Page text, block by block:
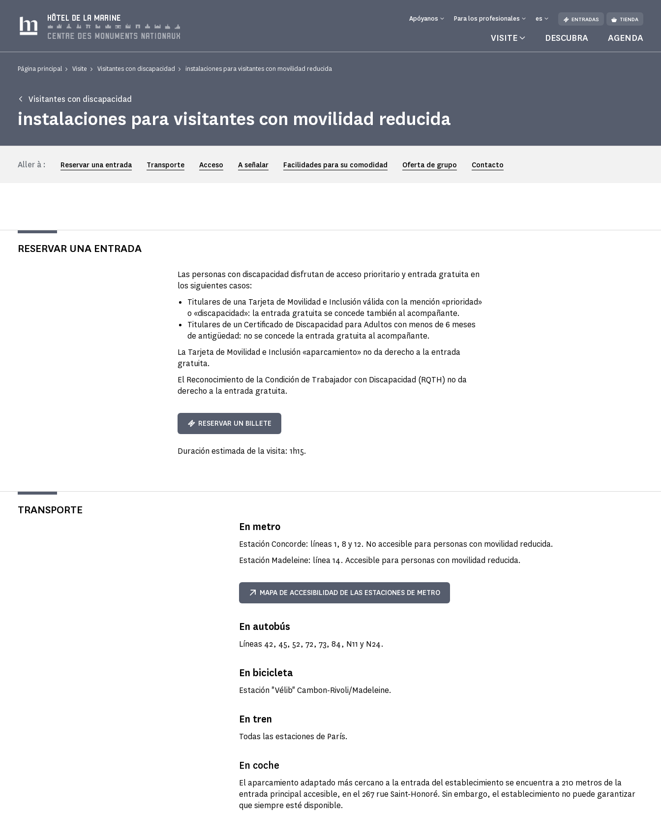
HÔTEL DE LA MARINE Apóyanos Para los profesionales es ENTRADAS TIENDA
VISITE DESCUBRA AGENDA
Página principal Visite Visitantes con discapacidad instalaciones para visitantes con movilidad reducida
Visitantes con discapacidad
instalaciones para visitantes con movilidad reducida
Aller à : Reservar una entrada Transporte Acceso A señalar Facilidades para su comodidad Oferta de grupo Contacto
RESERVAR UNA ENTRADA
Las personas con discapacidad disfrutan de acceso prioritario y entrada gratuita en
los siguientes casos:
Titulares de una Tarjeta de Movilidad e Inclusión válida con la mención «prioridad»
o «discapacidad»: la entrada gratuita se concede también al acompañante.
Titulares de un Certificado de Discapacidad para Adultos con menos de 6 meses
de antigüedad: no se concede la entrada gratuita al acompañante.
La Tarjeta de Movilidad e Inclusión «aparcamiento» no da derecho a la entrada
gratuita.
El Reconocimiento de la Condición de Trabajador con Discapacidad (RQTH) no da
derecho a la entrada gratuita.
RESERVAR UN BILLETE
Duración estimada de la visita: 1h15.
TRANSPORTE
En metro
Estación Concorde: líneas 1, 8 y 12. No accesible para personas con movilidad reducida.
Estación Madeleine: línea 14. Accesible para personas con movilidad reducida.
MAPA DE ACCESIBILIDAD DE LAS ESTACIONES DE METRO
En autobús
Líneas 42, 45, 52, 72, 73, 84, N11 y N24.
En bicicleta
Estación "Vélib" Cambon-Rivoli/Madeleine.
En tren
Todas las estaciones de París.
En coche
El aparcamiento adaptado más cercano a la entrada del establecimiento se encuentra a 210 metros de la
entrada principal accesible, en el 267 rue Saint-Honoré. Sin embargo, el establecimiento no puede garantizar
que siempre esté disponible.